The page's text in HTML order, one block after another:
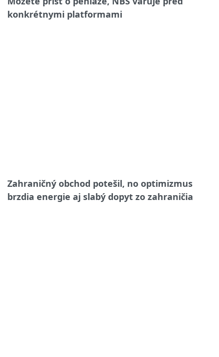
konkrétnymi platformami
Zahraničný obchod potešil, no optimizmus
brzdia energie aj slabý dopyt zo zahraničia